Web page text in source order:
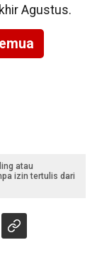
Agustus.
atau
izin tertulis dari